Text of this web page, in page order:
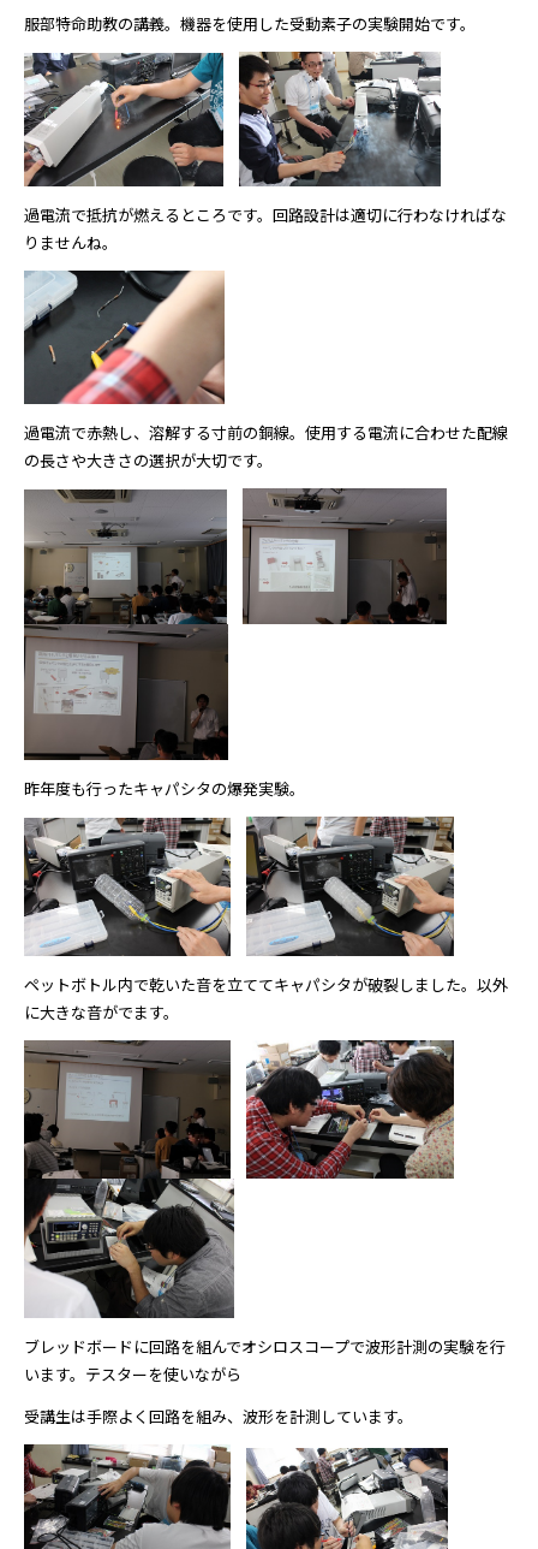
服部特命助教の講義。機器を使用した受動素子の実験開始です。
過電流で抵抗が燃えるところです。回路設計は適切に行わなければな
りませんね。
過電流で赤熱し、溶解する寸前の銅線。使用する電流に合わせた配線
の長さや大きさの選択が大切です。
昨年度も行ったキャパシタの爆発実験。
ペットボトル内で乾いた音を立ててキャパシタが破裂しました。以外
に大きな音がでます。
ブレッドボードに回路を組んでオシロスコープで波形計測の実験を行
います。テスターを使いながら
受講生は手際よく回路を組み、波形を計測しています。